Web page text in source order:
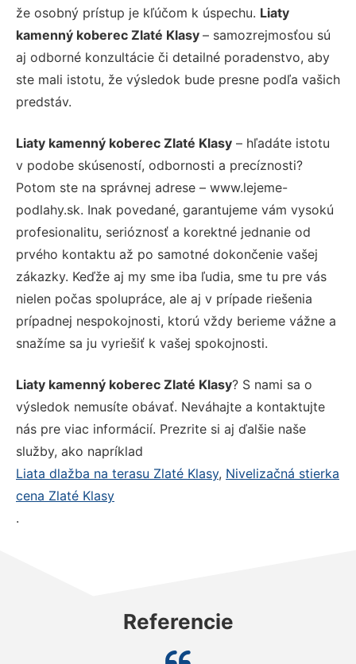
že osobný prístup je kľúčom k úspechu. Liaty
kamenný koberec Zlaté Klasy – samozrejmosťou sú
aj odborné konzultácie či detailné poradenstvo, aby
ste mali istotu, že výsledok bude presne podľa vašich
predstáv.
Liaty kamenný koberec Zlaté Klasy – hľadáte istotu
v podobe skúseností, odbornosti a precíznosti?
Potom ste na správnej adrese – www.lejeme-
podlahy.sk. Inak povedané, garantujeme vám vysokú
profesionalitu, serióznosť a korektné jednanie od
prvého kontaktu až po samotné dokončenie vašej
zákazky. Keďže aj my sme iba ľudia, sme tu pre vás
nielen počas spolupráce, ale aj v prípade riešenia
prípadnej nespokojnosti, ktorú vždy berieme vážne a
snažíme sa ju vyriešiť k vašej spokojnosti.
Liaty kamenný koberec Zlaté Klasy? S nami sa o
výsledok nemusíte obávať. Neváhajte a kontaktujte
nás pre viac informácií. Prezrite si aj ďalšie naše
služby, ako napríklad
Liata dlažba na terasu Zlaté Klasy, Nivelizačná stierka
cena Zlaté Klasy
.
Referencie